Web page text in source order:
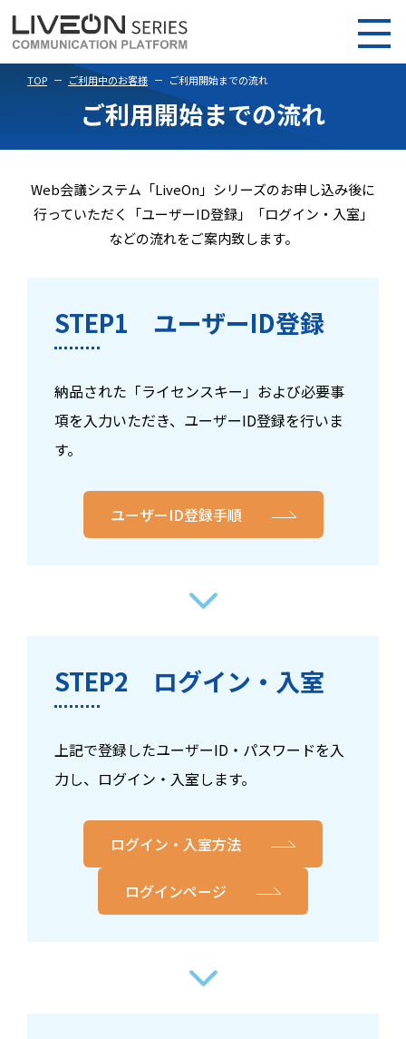
TOP ご利用中のお客様 ご利用開始までの流れ
ご利用開始までの流れ
Web会議システム「LiveOn」シリーズのお申し込み後に
行っていただく「ユーザーID登録」「ログイン・入室」
などの流れをご案内致します。
STEP1 ユーザーID登録
納品された「ライセンスキー」および必要事
項を入力いただき、ユーザーID登録を行いま
す。
ユーザーID登録手順
STEP2 ログイン・入室
上記で登録したユーザーID・パスワードを入
力し、ログイン・入室します。
ログイン・入室方法
ログインページ